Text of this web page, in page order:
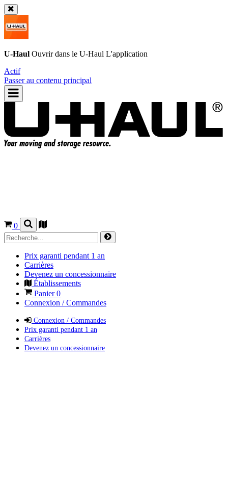
U-Haul Ouvrir dans le U-Haul L'application
Actif
Passer au contenu principal
0
Prix garanti pendant 1 an
Carrières
Devenez un concessionnaire
Établissements
Panier0
Connexion / Commandes
Connexion / Commandes
Prix garanti pendant 1 an
Carrières
Devenez un concessionnaire